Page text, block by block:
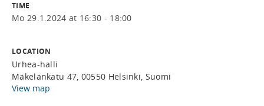
TIME
Mo 29.1.2024 at 16:30 - 18:00
LOCATION
Urhea-halli
Mäkelänkatu 47, 00550 Helsinki, Suomi
View map